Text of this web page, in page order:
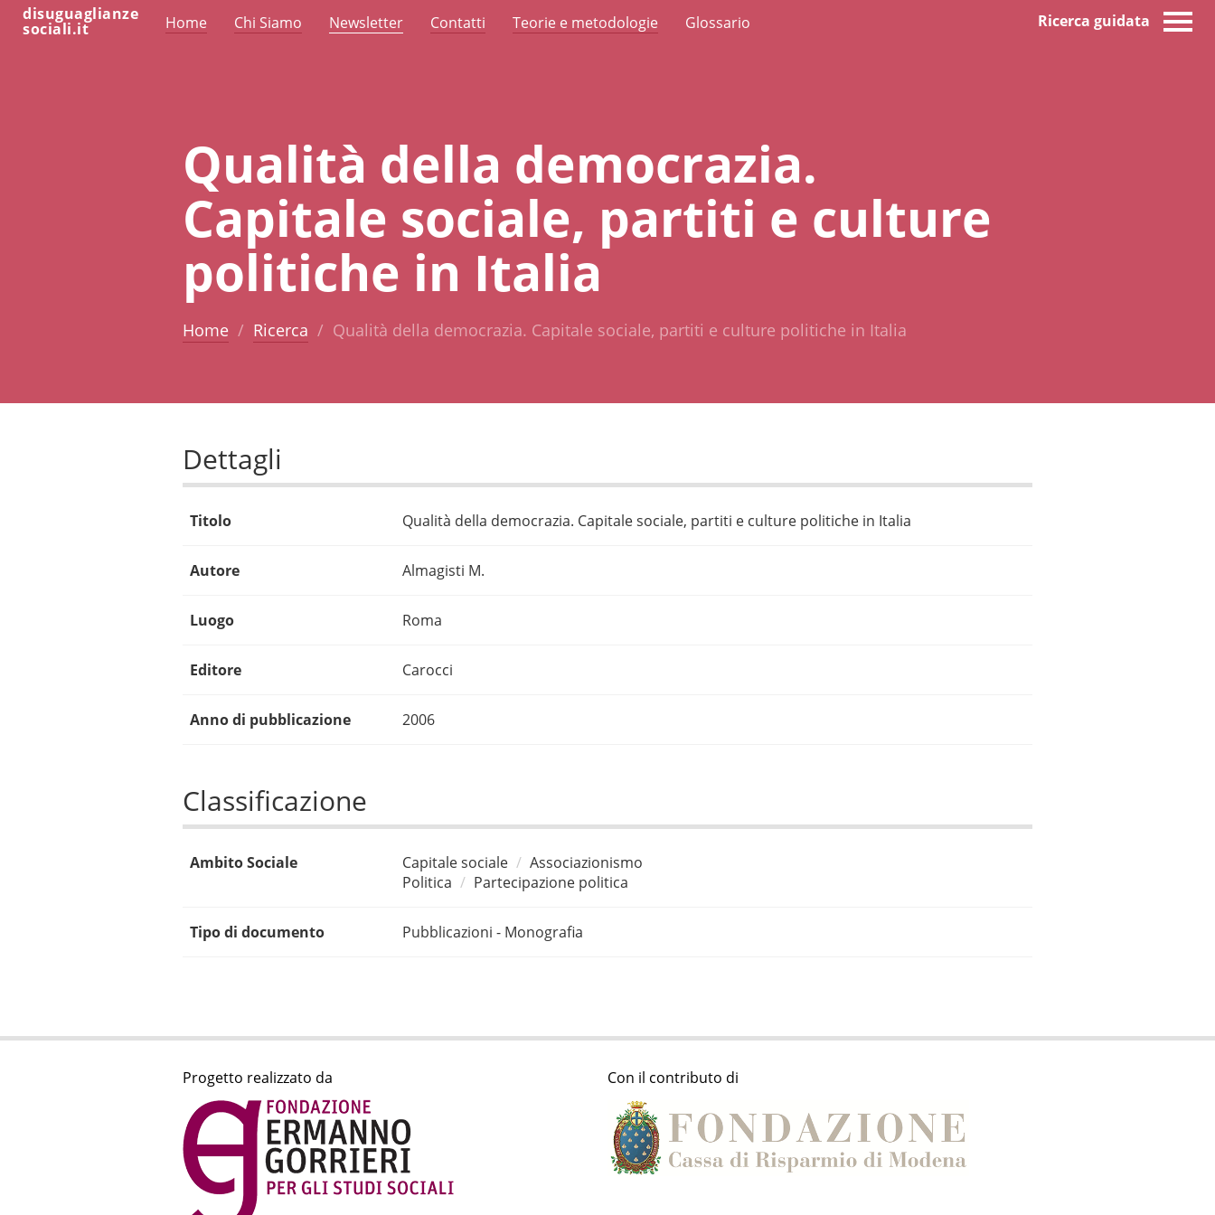
disuguaglianze
sociali.it Home Chi Siamo Newsletter Contatti Teorie e metodologie Glossario Ricerca guidata
Qualità della democrazia.
Capitale sociale, partiti e culture
politiche in Italia
Home Ricerca Qualità della democrazia. Capitale sociale, partiti e culture politiche in Italia
Dettagli
Titolo Qualità della democrazia. Capitale sociale, partiti e culture politiche in Italia
Autore Almagisti M.
Luogo Roma
Editore Carocci
Anno di pubblicazione 2006
Classificazione
Ambito Sociale Capitale sociale
Associazionismo
Politica
Partecipazione politica
Tipo di documento Pubblicazioni - Monografia
Progetto realizzato da Con il contributo di